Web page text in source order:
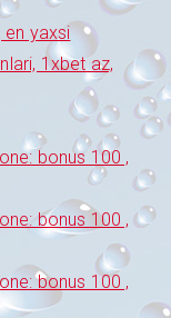
en yaxsi
1xbet az,
bonus 100 ,
bonus 100 ,
bonus 100 ,